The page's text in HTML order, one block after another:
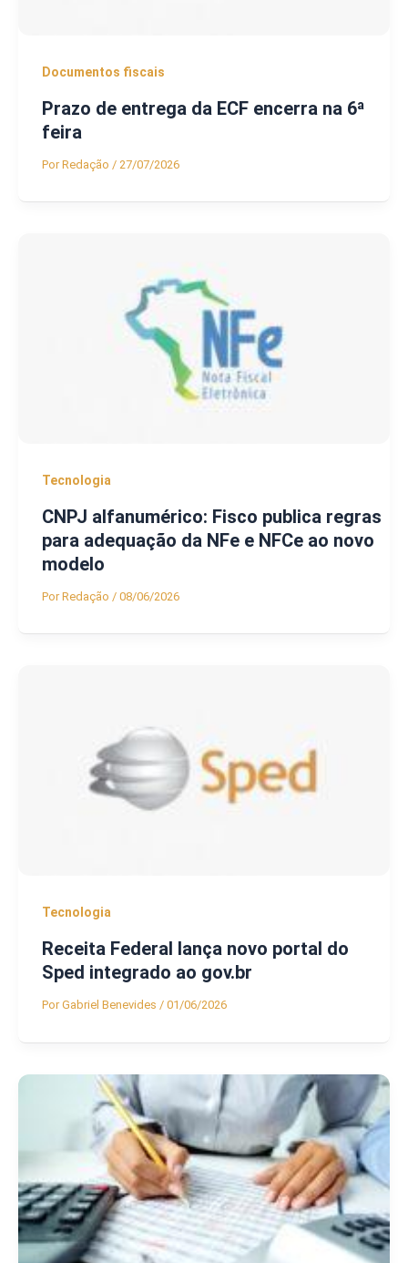
Documentos fiscais
Prazo de entrega da ECF encerra na 6ª
feira
PorRedação / 27/07/2026
Tecnologia
CNPJ alfanumérico: Fisco publica regras
para adequação da NFe e NFCe ao novo
modelo
PorRedação / 08/06/2026
Tecnologia
Receita Federal lança novo portal do
Sped integrado ao gov.br
PorGabriel Benevides / 01/06/2026